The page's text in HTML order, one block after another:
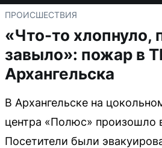
ПРОИСШЕСТВИЯ
«Что-то хлопнуло,
завыло»: пожар в
Архангельска
В Архангельске на
центра «Полюс» произошло
Посетители были